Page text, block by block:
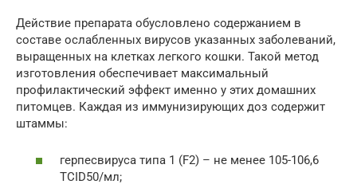
Действие препарата обусловлено содержанием в
составе ослабленных вирусов указанных заболеваний,
выращенных на клетках легкого кошки. Такой метод
изготовления обеспечивает максимальный
профилактический эффект именно у этих домашних
питомцев. Каждая из иммунизирующих доз содержит
штаммы:
герпесвируса типа 1 (F2) – не менее 105-106,6
TCID50/мл;